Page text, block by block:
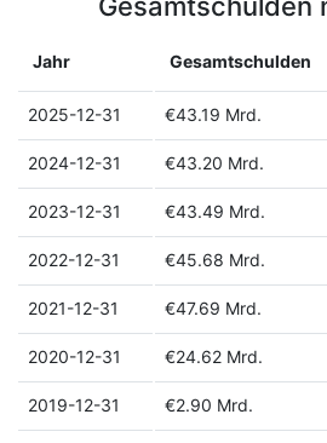
Jahr Gesamtschulden
2025-12-31 €43.19 Mrd.
2024-12-31 €43.20 Mrd.
2023-12-31 €43.49 Mrd.
2022-12-31 €45.68 Mrd.
2021-12-31 €47.69 Mrd.
2020-12-31 €24.62 Mrd.
2019-12-31 €2.90 Mrd.